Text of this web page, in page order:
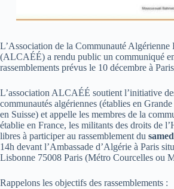
L’Association de la Communauté Algérienne
(ALCAÉÉ) a rendu public un communiqué
rassemblements prévus le 10 décembre à
L’association ALCAÉÉ soutient l’initiative
communautés algériennes (établies en
en Suisse) et appelle les membres de la
établie en France, les militants des droits de
libres à participer au rassemblement du
14h devant l’Ambassade d’Algérie à Paris
Lisbonne 75008 Paris (Métro Courcelles ou
Rappelons les objectifs des rassemblements :